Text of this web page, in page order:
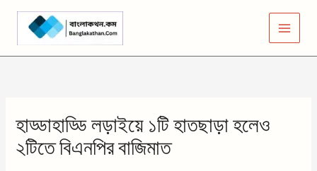
Skip
content
হাড্ডাহাড্ডি লড়াইয়ে ১টি হাতছাড়া হলেও
২টিতে বিএনপির বাজিমাত